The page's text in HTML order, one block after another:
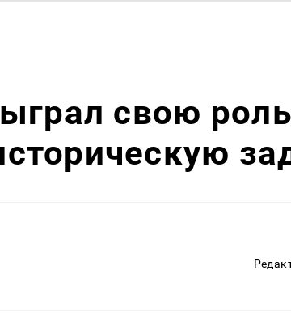
свою